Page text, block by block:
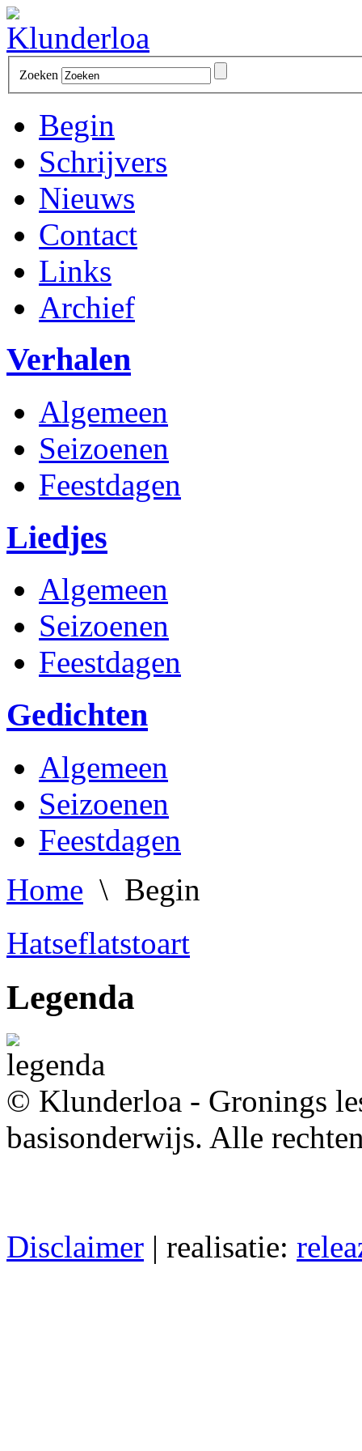
Zoeken
Begin
Schrijvers
Nieuws
Contact
Links
Archief
Verhalen
Algemeen
Seizoenen
Feestdagen
Liedjes
Algemeen
Seizoenen
Feestdagen
Gedichten
Algemeen
Seizoenen
Feestdagen
Home \ Begin
Hatseflatstoart
Legenda
© Klunderloa - Gronings
basisonderwijs. Alle
Disclaimer | realisatie: